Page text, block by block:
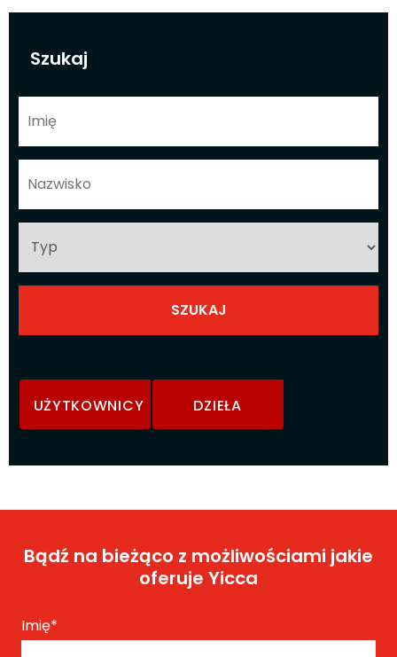
Szukaj
UŻYTKOWNICY DZIEŁA
Bądź na bieżąco z możliwościami jakie
oferuje Yicca
Imię*